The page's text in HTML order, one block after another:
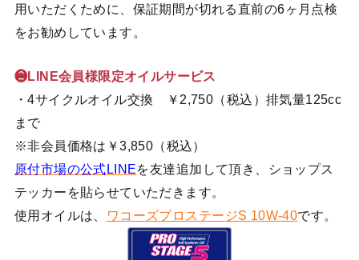
用いただくために、保証期間が切れる直前の6ヶ月点検
をお勧めしています。
❷LINE会員様限定オイルサービス
・4サイクルオイル交換 ￥2,750（税込）排気量125cc
まで
※非会員価格は￥3,850（税込）
原付市場の公式LINEを友達追加して頂き、ショップス
テッカーを貼らせていただきます。
使用オイルは、
ワコーズプロステージS 10W-40です。